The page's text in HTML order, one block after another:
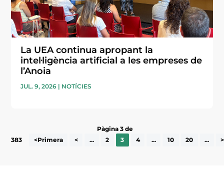
La UEA continua apropant la
intel·ligència artificial a les empreses de
l’Anoia
JUL. 9, 2026 | NOTÍCIES
Pàgina 3 de
383
<Primera < ... 2 3 4 ... 10 20 ... >